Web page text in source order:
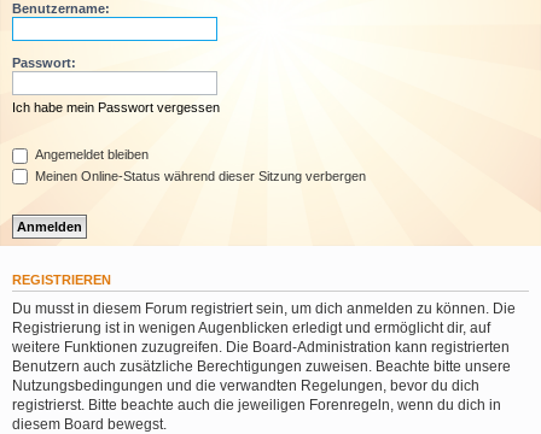
Benutzername:
Passwort:
Ich habe mein Passwort vergessen
Angemeldet bleiben
Meinen Online-Status während dieser Sitzung verbergen
REGISTRIEREN
Du musst in diesem Forum registriert sein, um dich anmelden zu können. Die
Registrierung ist in wenigen Augenblicken erledigt und ermöglicht dir, auf
weitere Funktionen zuzugreifen. Die Board-Administration kann registrierten
Benutzern auch zusätzliche Berechtigungen zuweisen. Beachte bitte unsere
Nutzungsbedingungen und die verwandten Regelungen, bevor du dich
registrierst. Bitte beachte auch die jeweiligen Forenregeln, wenn du dich in
diesem Board bewegst.